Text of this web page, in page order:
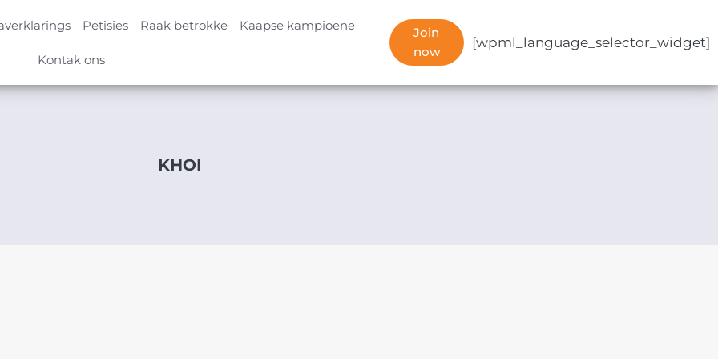
Petisies Raak betrokke Kaapse kampioene
Kontak ons
Join
now
[wpml_language_selector_widget]
KHOI